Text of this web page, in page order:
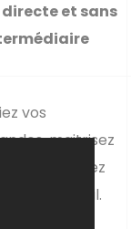
et sans
vos
maitrisez
et gagnez
de travail.